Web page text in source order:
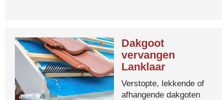
Dakgoot
vervangen
Lanklaar
Verstopte, lekkende of
afhangende dakgoten